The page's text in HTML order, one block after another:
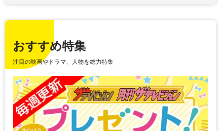
おすすめ特集
注目の映画やドラマ、人物を総力特集